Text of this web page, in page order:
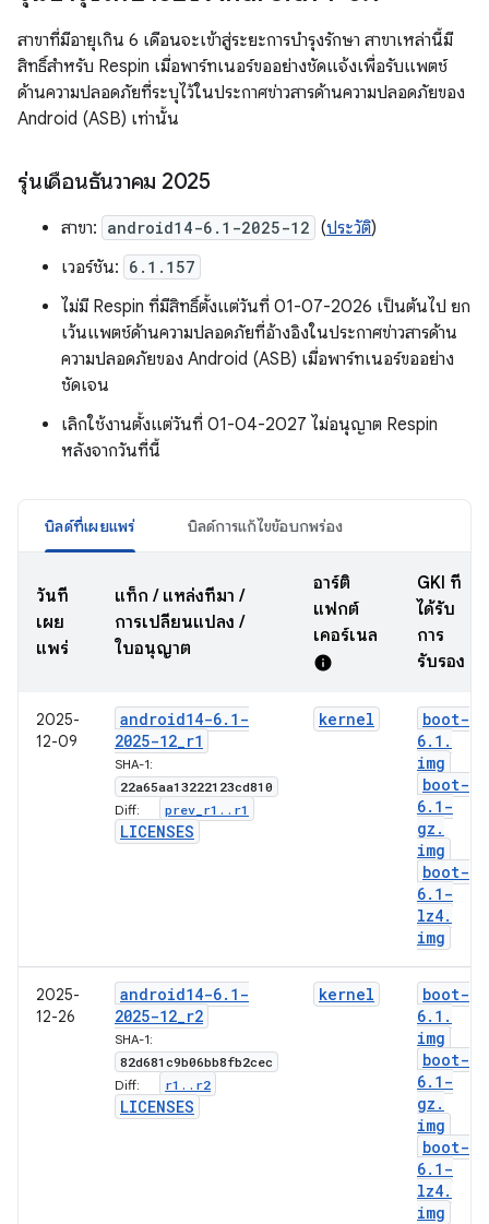
สาขาที่มีอายุเกิน 6 เดือนจะเข้าสู่ระยะการบำรุงรักษา สาขาเหล่านี้มี
สิทธิ์สำหรับ Respin เมื่อพาร์ทเนอร์ขออย่างชัดแจ้งเพื่อรับแพตช์
ด้านความปลอดภัยที่ระบุไว้ในประกาศข่าวสารด้านความปลอดภัยของ
Android (ASB) เท่านั้น
รุ่นเดือนธันวาคม 2025
สาขา: android14-6.1-2025-12 (ประวัติ)
เวอร์ชัน: 6.1.157
ไม่มี Respin ที่มีสิทธิ์ตั้งแต่วันที่ 01-07-2026 เป็นต้นไป ยก
เว้นแพตช์ด้านความปลอดภัยที่อ้างอิงในประกาศข่าวสารด้าน
ความปลอดภัยของ Android (ASB) เมื่อพาร์ทเนอร์ขออย่าง
ชัดเจน
เลิกใช้งานตั้งแต่วันที่ 01-04-2027 ไม่อนุญาต Respin
หลังจากวันที่นี้
บิลด์ที่เผยแพร่ บิลด์การแก้ไขข้อบกพร่อง
วันที่
เผย
แพร่
แท็ก / แหล่งที่มา /
การเปลี่ยนแปลง /
ใบอนุญาต
อาร์ติ
แฟกต์
เคอร์เนล
info
GKI ที่
ได้รับ
การ
รับรอง
2025-
12-09
android14-6. 1-
2025-12_r1
SHA-1:
22a65aa13222123cd810
Diff: prev r1 . . r1
LICENSES
kernel
boot-
6. 1 .
img
boot-
6. 1-
gz .
img
boot-
6. 1-
lz4.
img
2025-
12-26
android14-6. 1-
2025-12_r2
SHA-1:
82d681c9b06bb8fb2cec
Diff: r1 . . r2
LICENSES
kernel
boot-
6. 1 .
img
boot-
6. 1-
gz .
img
boot-
6. 1-
lz4.
img